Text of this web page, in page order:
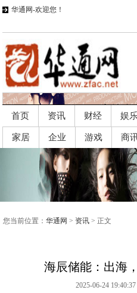
华通网-欢迎您！
首页 资讯 财经 娱
家居 企业 游戏 商
您当前位置： 华通网 > 资讯 > 正文
海辰储能：出海
2025-06-24